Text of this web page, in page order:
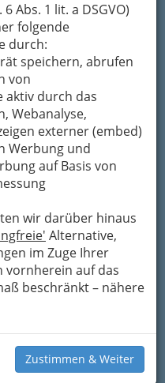
Abs. 1 lit. a DSGVO)
folgende
durch:
speichern, abrufen
von
aktiv durch das
Webanalyse,
externer (embed)
Werbung und
auf Basis von
wir darüber hinaus
Alternative,
im Zuge Ihrer
vornherein auf das
beschränkt – nähere
Zustimmen & Weiter
Nachricht senden